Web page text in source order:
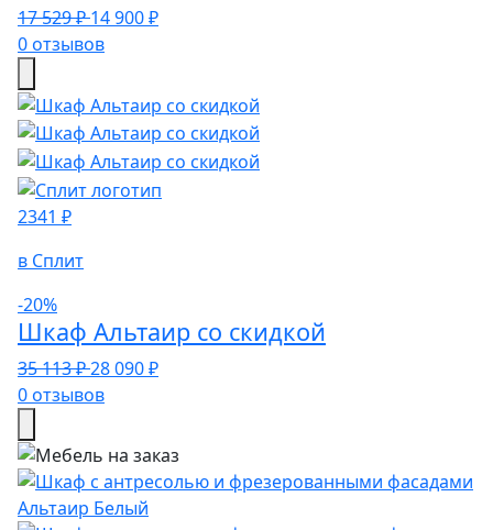
17 529 ₽14 900 ₽
0 отзывов
2341 ₽
в Сплит
-20%
Шкаф Альтаир со скидкой
35 113 ₽28 090 ₽
0 отзывов